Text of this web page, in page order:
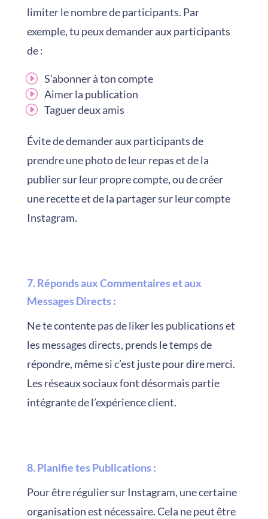
limiter le nombre de participants. Par
exemple, tu peux demander aux participants
de :
S’abonner à ton compte
Aimer la publication
Taguer deux amis
Évite de demander aux participants de
prendre une photo de leur repas et de la
publier sur leur propre compte, ou de créer
une recette et de la partager sur leur compte
Instagram.
7. Réponds aux Commentaires et aux
Messages Directs :
Ne te contente pas de liker les publications et
les messages directs, prends le temps de
répondre, même si c’est juste pour dire merci.
Les réseaux sociaux font désormais partie
intégrante de l’expérience client.
8. Planifie tes Publications :
Pour être régulier sur Instagram, une certaine
organisation est nécessaire. Cela ne peut être